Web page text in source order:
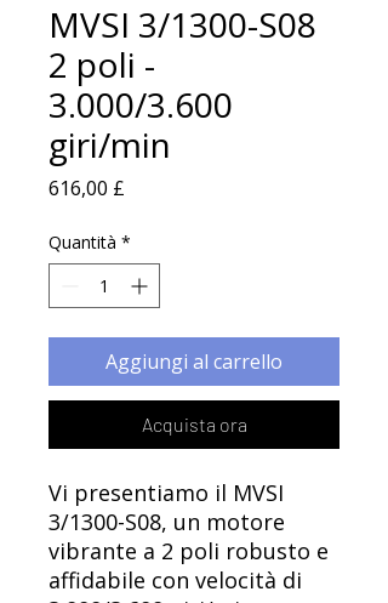
MVSI 3/1300-S08
2 poli -
3.000/3.600
giri/min
616,00 £
Quantità *
Aggiungi al carrello
Acquista ora
Vi presentiamo il MVSI
3/1300-S08, un motore
vibrante a 2 poli robusto e
affidabile con velocità di